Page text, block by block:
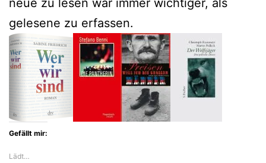
gelesene zu erfassen.
Gefällt mir:
Lädt…